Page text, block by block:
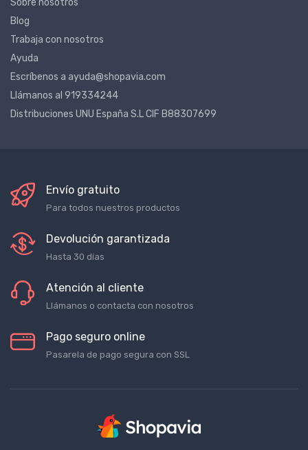
Sobre nosotros
Blog
Trabaja con nosotros
Ayuda
Escríbenos a ayuda@shopavia.com
Llámanos al 919334244
Distribuciones UNU España S.L CIF B88307699
Envío gratuito
Para todos nuestros productos
Devolución garantizada
Hasta 30 días
Atención al cliente
Llámanos o contacta con nosotros
Pago seguro online
Pasarela de pago segura con SSL